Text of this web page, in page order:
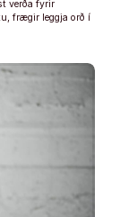
verða fyrir
frægir leggja orð í